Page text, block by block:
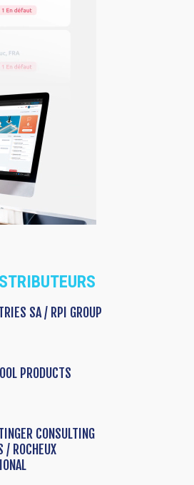
SA / RPI GROUP
PRODUCTS
CONSULTING
/ ROCHEUX